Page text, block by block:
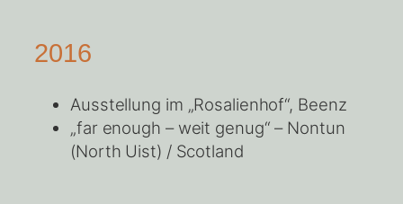
2016
Ausstellung im „Rosalienhof“, Beenz
„far enough – weit genug“ – Nontun
(North Uist) / Scotland